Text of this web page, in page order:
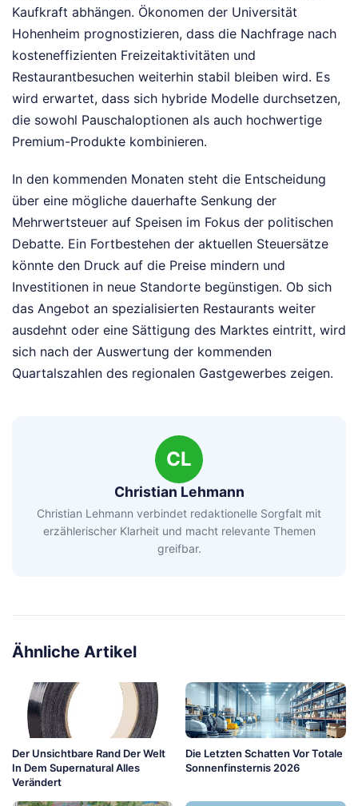
Kaufkraft abhängen. Ökonomen der Universität
Hohenheim prognostizieren, dass die Nachfrage nach
kosteneffizienten Freizeitaktivitäten und
Restaurantbesuchen weiterhin stabil bleiben wird. Es
wird erwartet, dass sich hybride Modelle durchsetzen,
die sowohl Pauschaloptionen als auch hochwertige
Premium-Produkte kombinieren.
In den kommenden Monaten steht die Entscheidung
über eine mögliche dauerhafte Senkung der
Mehrwertsteuer auf Speisen im Fokus der politischen
Debatte. Ein Fortbestehen der aktuellen Steuersätze
könnte den Druck auf die Preise mindern und
Investitionen in neue Standorte begünstigen. Ob sich
das Angebot an spezialisierten Restaurants weiter
ausdehnt oder eine Sättigung des Marktes eintritt, wird
sich nach der Auswertung der kommenden
Quartalszahlen des regionalen Gastgewerbes zeigen.
CL
Christian Lehmann
Christian Lehmann verbindet redaktionelle Sorgfalt mit
erzählerischer Klarheit und macht relevante Themen
greifbar.
Ähnliche Artikel
Der Unsichtbare Rand Der Welt
In Dem Supernatural Alles
Verändert
Die Letzten Schatten Vor Totale
Sonnenfinsternis 2026